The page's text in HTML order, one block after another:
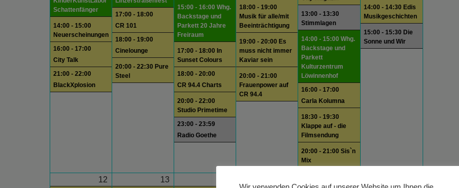
Schattenfänger
14:00 - 15:00
Neuerscheinungen
16:00 - 17:00
City Talk
21:00 - 22:00
BlackXplosion
17:00 - 18:00
CR 101
18:00 - 19:00
Cinelounge
20:00 - 22:30 Pure
Steel
15:00 - 16:00 Whg.
Backstage und
Parkett 20 Jahre
Freiraum
17:00 - 18:00 In
Sunset Colours
18:00 - 20:00
CR 94.4 Charts
20:00 - 22:00
Studio Primetime
23:00 - 23:59
Radio Goethe
18:00 - 19:00
Musik für alle/mit
Beeinträchtigung
19:00 - 20:00 Es
muss nicht immer
Kaviar sein
20:00 - 21:00
Frauenpower auf
CR 94.4
13:00 - 13:30
Stimmlagen
14:00 - 15:00 Whg.
Backstage und
Parkett
Kulturzentrum
Löwinnenhof
16:00 - 17:00
Carla Kolumna
18:30 - 19:30
Klappe auf - die
Filmsendung
20:00 - 21:00 Sis`n
Mix
14:00 - 14:30 Edis
Musikgeschichten
15:00 - 15:30 Die
Sonne und Wir
12 13